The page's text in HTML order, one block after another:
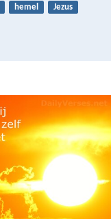
hemel
Jezus